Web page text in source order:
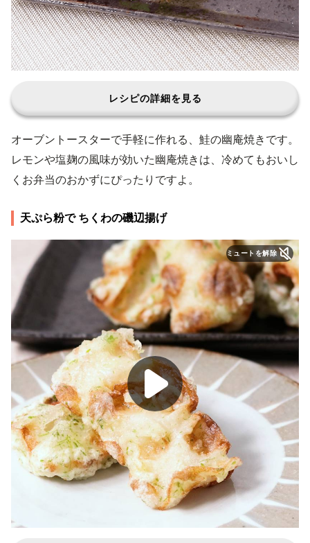
レシピの詳細を見る
オーブントースターで手軽に作れる、鮭の幽庵焼きです。
レモンや塩麹の風味が効いた幽庵焼きは、冷めてもおいし
くお弁当のおかずにぴったりですよ。
天ぷら粉で ちくわの磯辺揚げ
ミュートを解除